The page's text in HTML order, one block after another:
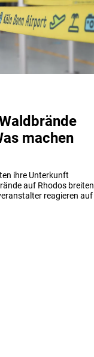
machen
ihre Unterkunft
auf Rhodos breiten
reagieren auf